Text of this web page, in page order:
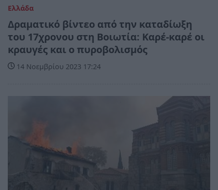
Ελλάδα
Δραματικό βίντεο από την καταδίωξη
του 17χρονου στη Βοιωτία: Καρέ-καρέ οι
κραυγές και ο πυροβολισμός
14 Νοεμβρίου 2023 17:24